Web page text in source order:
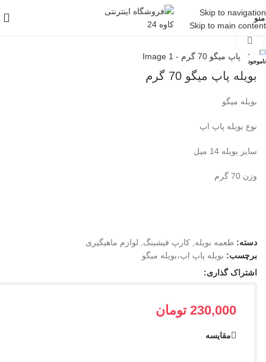
Skip to navigation
Skip to main content
منو
خانه/لوازم ماهیگیری/
/طعمه بویله
ناموجود
بویله پاپ میگو 70 گرم
بویله میگو
نوع بویله پاپ اپ
سایز بویله 14 میل
وزن 70 گرم
دسته: طعمه بویله, کارپ فیشینگ, لوازم ماهیگیری
برچسب: بویله پاپ اپ،بویله میگو
اشتراک گذاری:
230,000 تومان
مقایسه